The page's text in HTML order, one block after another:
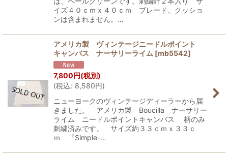
イズ４０ｃｍｘ４０ｃｍ ブレード、クッショ
ンは含まれません。…
アメリカ製 ヴィンテージニードルポイント
キャンバス ナーサリーライム [mb5542]
7,800円(税別)
(税込: 8,580円)
ニューヨークのヴィンテージディーラーから届
きました。 アメリカ製 Boucilla ナーサリー
ライム ニードルポイントキャンバス 柄のみ
刺繍済みです。 サイズ約３３ｃｍｘ３３ｃ
ｍ 『Simple-…